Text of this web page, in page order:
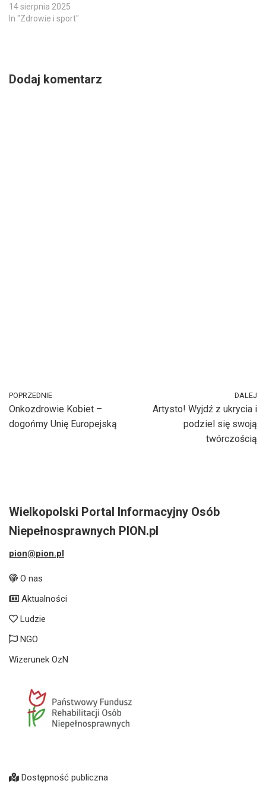
14 sierpnia 2025
In "Zdrowie i sport"
Dodaj komentarz
POPRZEDNIE
Onkozdrowie Kobiet –
dogońmy Unię Europejską
DALEJ
Artysto! Wyjdź z ukrycia i
podziel się swoją
twórczością
Wielkopolski Portal Informacyjny Osób
Niepełnosprawnych PION.pl
pion@pion.pl
O nas
Aktualności
Ludzie
NGO
Wizerunek OzN
Dostępność publiczna